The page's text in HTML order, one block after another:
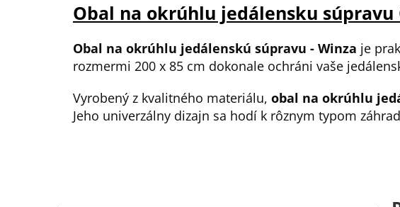
Obal na okrúhlu jedálensku súpravu
Obal na okrúhlu jedálenskú súpravu - Winza je
rozmermi 200 x 85 cm dokonale ochráni vaše
Vyrobený z kvalitného materiálu, obal na okrúhlu
Jeho univerzálny dizajn sa hodí k rôznym typom